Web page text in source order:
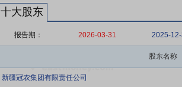
十大股东
报告期： 2026-03-31 2025-
股东名称
新疆冠农集团有限责任公司